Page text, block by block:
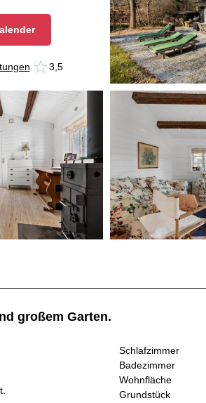
3,5
großem Garten.
Schlafzimmer
Badezimmer
Wohnfläche
Grundstück